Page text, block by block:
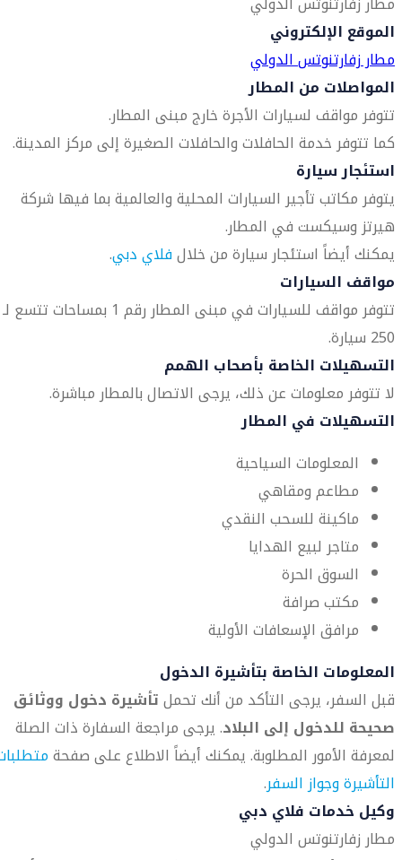
الموقع الإلكتروني
مطار زفارتنوتس الدولي
المواصلات من المطار
تتوفر مواقف لسيارات الأجرة خارج مبنى المطار.
كما تتوفر خدمة الحافلات والحافلات الصغيرة إلى مركز المدينة.
استئجار سيارة
يتوفر مكاتب تأجير السيارات المحلية والعالمية بما فيها شركة
هيرتز وسيكست في المطار.
يمكنك أيضاً استئجار سيارة من خلالفلاي دبي.
مواقف السيارات
تتوفر مواقف للسيارات في مبنى المطار رقم 1 بمساحات تتسع لـ
250 سيارة.
التسهيلات الخاصة بأصحاب الهمم
لا تتوفر معلومات عن ذلك، يرجى الاتصال بالمطار مباشرة.
التسهيلات في المطار
المعلومات السياحية
مطاعم ومقاهي
ماكينة للسحب النقدي
متاجر لبيع الهدايا
السوق الحرة
مكتب صرافة
مرافق الإسعافات الأولية
المعلومات الخاصة بتأشيرة الدخول
قبل السفر، يرجى التأكد من أنك تحملتأشيرة دخول ووثائق
صحيحة للدخول إلى البلاد. يرجى مراجعة السفارة ذات الصلة
لمعرفة الأمور المطلوبة. يمكنك أيضاً الاطلاع على صفحة
التأشيرة وجواز السفر.
وكيل خدمات فلاي دبي
مطار زفارتنوتس الدولي